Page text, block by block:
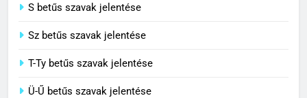
S betűs szavak jelentése
Sz betűs szavak jelentése
T-Ty betűs szavak jelentése
Ü-Ű betűs szavak jelentése